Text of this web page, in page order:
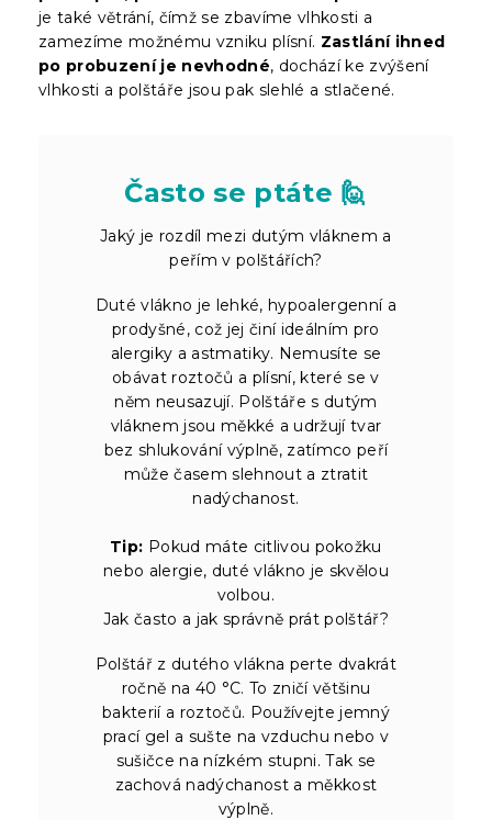
je také větrání, čímž se zbavíme vlhkosti a
zamezíme možnému vzniku plísní. Zastlání ihned
po probuzení je nevhodné, dochází ke zvýšení
vlhkosti a polštáře jsou pak slehlé a stlačené.
Často se ptáte 🙋
Jaký je rozdíl mezi dutým vláknem a
peřím v polštářích?
Duté vlákno je lehké, hypoalergenní a
prodyšné, což jej činí ideálním pro
alergiky a astmatiky. Nemusíte se
obávat roztočů a plísní, které se v
něm neusazují. Polštáře s dutým
vláknem jsou měkké a udržují tvar
bez shlukování výplně, zatímco peří
může časem slehnout a ztratit
nadýchanost.
Tip: Pokud máte citlivou pokožku
nebo alergie, duté vlákno je skvělou
volbou.
Jak často a jak správně prát polštář?
Polštář z dutého vlákna perte dvakrát
ročně na 40 °C. To zničí většinu
bakterií a roztočů. Používejte jemný
prací gel a sušte na vzduchu nebo v
sušičce na nízkém stupni. Tak se
zachová nadýchanost a měkkost
výplně.